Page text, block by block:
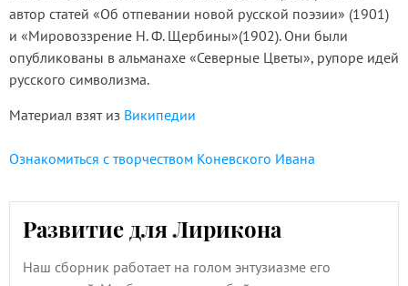
автор статей «Об отпевании новой русской поэзии» (1901)
и «Мировоззрение Н. Ф. Щербины»(1902). Они были
опубликованы в альманахе «Северные Цветы», рупоре идей
русского символизма.
Материал взят из Википедии
Ознакомиться с творчеством Коневского Ивана
Развитие для Лирикона
Наш сборник работает на голом энтузиазме его